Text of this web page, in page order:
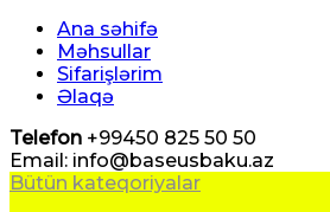
Ana səhifə
Məhsullar
Sifarişlərim
Əlaqə
Telefon +99450 825 50 50
Email: info@baseusbaku.az
Bütün kateqoriyalar